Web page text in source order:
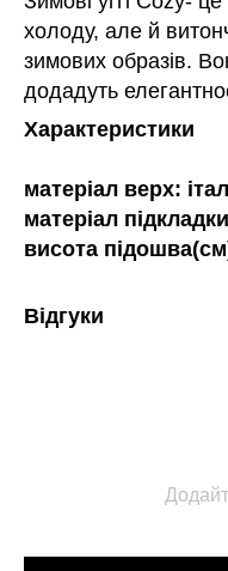
холоду, але й
зимових образів.
додадуть
Характеристики
матеріал верх:
матеріал
висота
Відгуки